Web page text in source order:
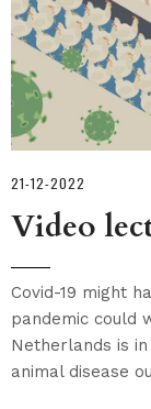
21-12-2022
Video
Covid-19 might
pandemic could
Netherlands is
animal disease